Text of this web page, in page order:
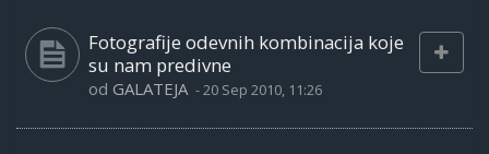
Fotografije odevnih kombinacija koje
su nam predivne
od GALATEJA -20 Sep 2010, 11:26